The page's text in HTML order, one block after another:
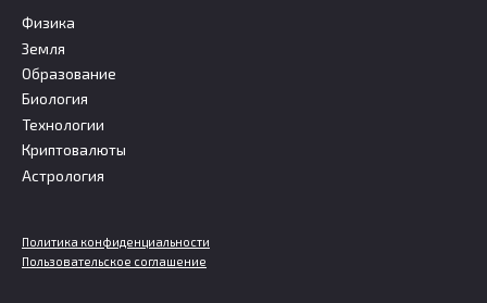
Физика
Земля
Образование
Биология
Технологии
Криптовалюты
Астрология
Политика конфиденциальности
Пользовательское соглашение